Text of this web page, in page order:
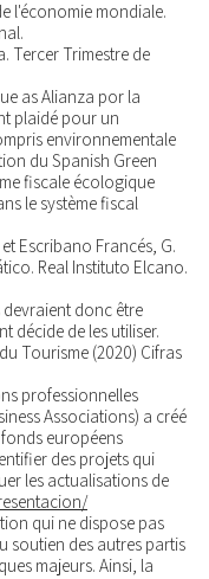
l'économie mondiale.
Tercer Trimestre de
as Alianza por la
plaidé pour un
environnementale
du Spanish Green
fiscale écologique
le système fiscal
Escribano Francés, G.
Real Instituto Elcano.
devraient donc être
décide de les utiliser.
Tourisme (2020) Cifras
professionnelles
Associations) a créé
européens
des projets qui
les actualisations de
qui ne dispose pas
soutien des autres partis
majeurs. Ainsi, la